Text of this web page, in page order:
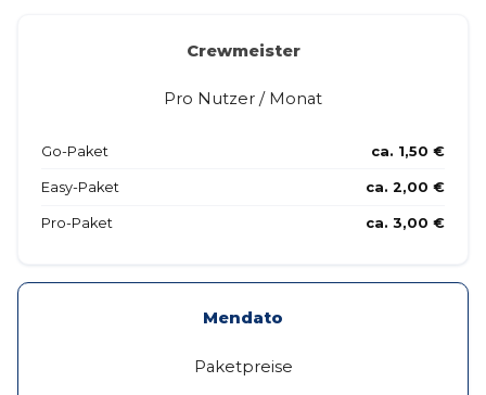
Crewmeister
Pro Nutzer / Monat
Go-Paket ca. 1,50 €
Easy-Paket ca. 2,00 €
Pro-Paket ca. 3,00 €
Mendato
Paketpreise